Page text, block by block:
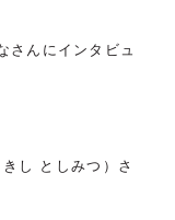
さんにインタビュ
し としみつ）さ